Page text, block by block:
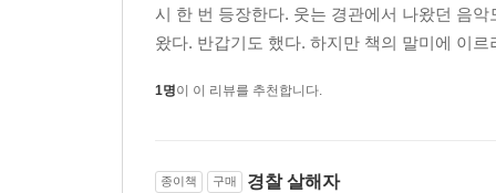
시 한 번 등장한다. 웃는 경관에서 나왔던 음
왔다. 반갑기도 했다. 하지만 책의 말미에 이
1명이 이 리뷰를 추천합니다.
종이책 구매 경찰 살해자